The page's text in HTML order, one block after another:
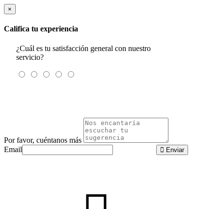
×
Califica tu experiencia
¿Cuál es tu satisfacción general con nuestro
servicio?
Por favor, cuéntanos más
Email
Enviar